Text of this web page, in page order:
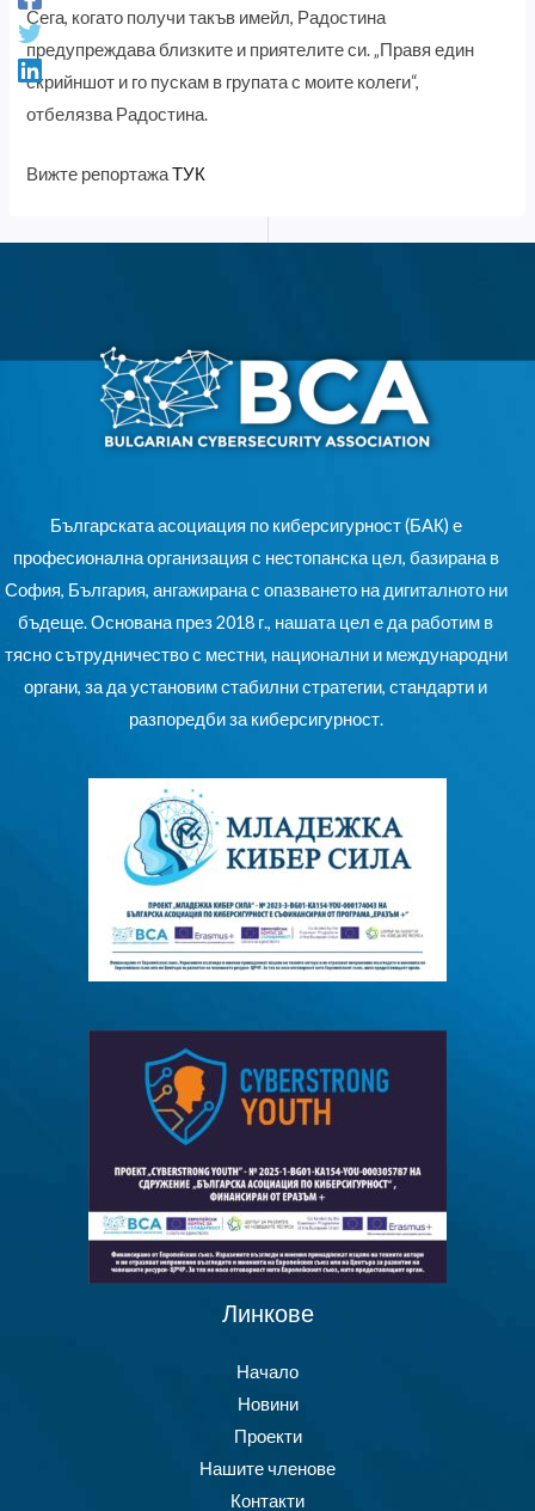
Сега, когато получи такъв имейл, Радостина
предупреждава близките и приятелите си. „Правя един
скрийншот и го пускам в групата с моите колеги“,
отбелязва Радостина.
Вижте репортажаТУК
Българската асоциация по киберсигурност (БАК) е
професионална организация с нестопанска цел, базирана в
София, България, ангажирана с опазването на дигиталното ни
бъдеще. Основана през 2018 г., нашата цел е да работим в
тясно сътрудничество с местни, национални и международни
органи, за да установим стабилни стратегии, стандарти и
разпоредби за киберсигурност.
Линкове
Начало
Новини
Проекти
Нашите членове
Контакти